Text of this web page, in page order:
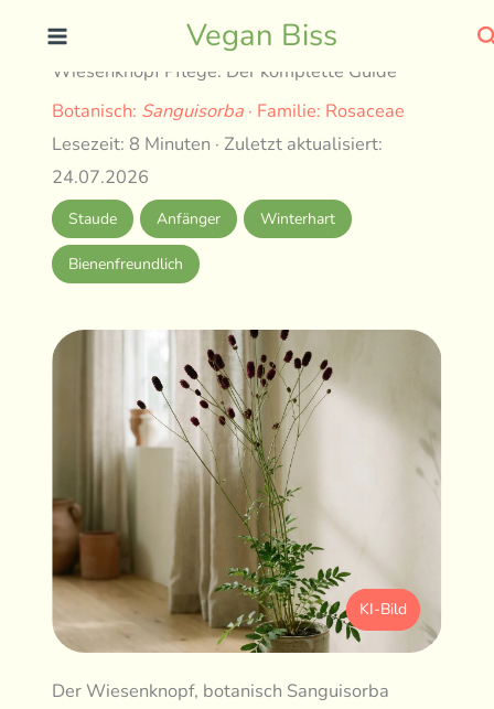
content
Vegan Biss
Wiesenknopf Pflege: Der komplette Guide
Botanisch: Sanguisorba · Familie: Rosaceae
Lesezeit: 8 Minuten · Zuletzt aktualisiert:
24.07.2026
Staude Anfänger Winterhart
Bienenfreundlich
KI-Bild
Der Wiesenknopf, botanisch Sanguisorba